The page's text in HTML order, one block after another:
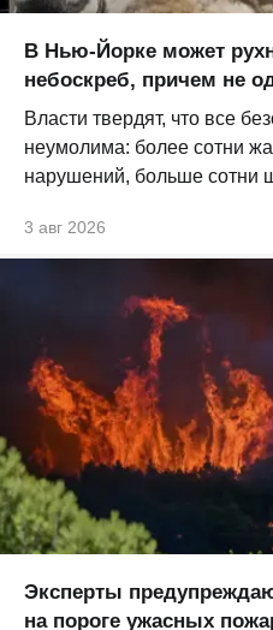
В Нью-Йорке может
небоскреб, причем не
Власти твердят, что все
неумолима: более сотни
нарушений, больше сотни
3 авг 2026
Эксперты
на пороге ужасных